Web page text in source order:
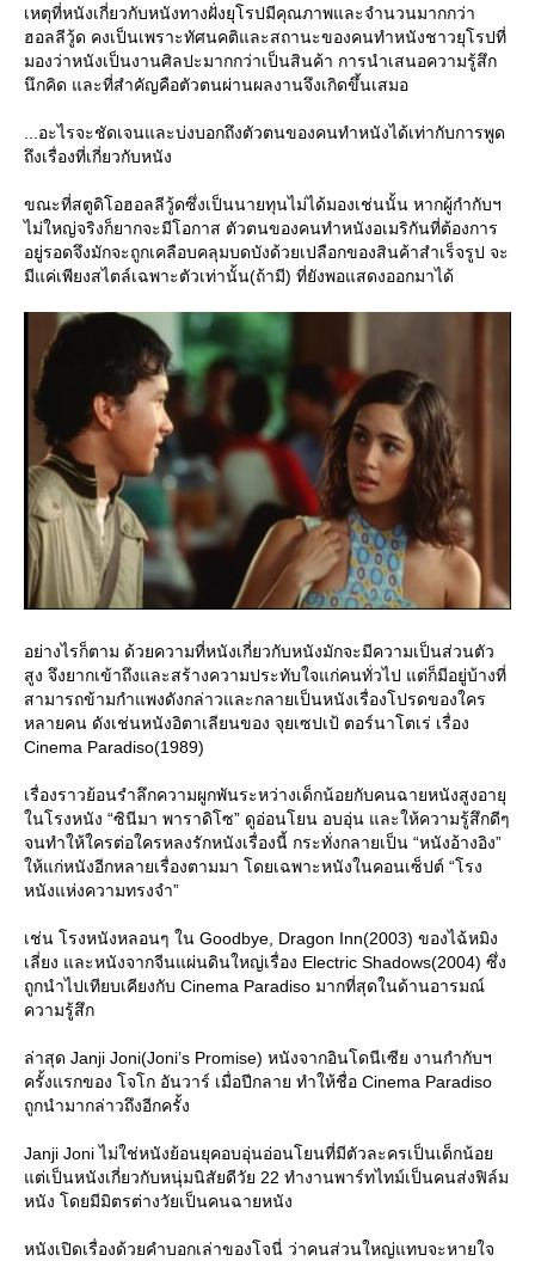
เหตุที่หนังเกี่ยวกับหนังทางฝั่งยุโรปมีคุณภาพและจำนวนมากกว่า
ฮอลลีวู้ด คงเป็นเพราะทัศนคติและสถานะของคนทำหนังชาวยุโรปที่
มองว่าหนังเป็นงานศิลปะมากกว่าเป็นสินค้า การนำเสนอความรู้สึก
นึกคิด และที่สำคัญคือตัวตนผ่านผลงานจึงเกิดขึ้นเสมอ
...อะไรจะชัดเจนและบ่งบอกถึงตัวตนของคนทำหนังได้เท่ากับการพูด
ถึงเรื่องที่เกี่ยวกับหนัง
ขณะที่สตูดิโอฮอลลีวู้ดซึ่งเป็นนายทุนไม่ได้มองเช่นนั้น หากผู้กำกับฯ
ไม่ใหญ่จริงก็ยากจะมีโอกาส ตัวตนของคนทำหนังอเมริกันที่ต้องการ
อยู่รอดจึงมักจะถูกเคลือบคลุมบดบังด้วยเปลือกของสินค้าสำเร็จรูป จะ
มีแค่เพียงสไตล์เฉพาะตัวเท่านั้น(ถ้ามี) ที่ยังพอแสดงออกมาได้
อย่างไรก็ตาม ด้วยความที่หนังเกี่ยวกับหนังมักจะมีความเป็นส่วนตัว
สูง จึงยากเข้าถึงและสร้างความประทับใจแก่คนทั่วไป แต่ก็มีอยู่บ้างที่
สามารถข้ามกำแพงดังกล่าวและกลายเป็นหนังเรื่องโปรดของใคร
หลายคน ดังเช่นหนังอิตาเลียนของ จุยเซปเป้ ตอร์นาโตเร่ เรื่อง
Cinema Paradiso(1989)
เรื่องราวย้อนรำลึกความผูกพันระหว่างเด็กน้อยกับคนฉายหนังสูงอายุ
นโรงหนัง “ซินีมา พาราดิโซ” ดูอ่อนโยน อบอุ่น และให้ความรู้สึกดีๆ
จนทำให้ใครต่อใครหลงรักหนังเรื่องนี้ กระทั่งกลายเป็น “หนังอ้างอิง”
ห้แก่หนังอีกหลายเรื่องตามมา โดยเฉพาะหนังในคอนเซ็ปต์ “โรง
หนังแห่งความทรงจำ”
เช่น โรงหนังหลอนๆ ใน Goodbye, Dragon Inn(2003) ของไฉ้หมิง
เลี่ยง และหนังจากจีนแผ่นดินใหญ่เรื่อง Electric Shadows(2004) ซึ่ง
ถูกนำไปเทียบเคียงกับ Cinema Paradiso มากที่สุดในด้านอารมณ์
ความรู้สึก
ล่าสุด Janji Joni(Joni’s Promise) หนังจากอินโดนีเซีย งานกำกับฯ
ครั้งแรกของ โจโก อันวาร์ เมื่อปีกลาย ทำให้ชื่อ Cinema Paradiso
ถูกนำมากล่าวถึงอีกครั้ง
Janji Joni ไม่ใช่หนังย้อนยุคอบอุ่นอ่อนโยนที่มีตัวละครเป็นเด็กน้อ
ต่เป็นหนังเกี่ยวกับหนุ่มนิสัยดีวัย 22 ทำงานพาร์ทไทม์เป็นคนส่งฟิล์ม
หนัง โดยมีมิตรต่างวัยเป็นคนฉายหนัง
หนังเปิดเรื่องด้วยคำบอกเล่าของโจนี่ ว่าคนส่วนใหญ่แทบจะหายใจ